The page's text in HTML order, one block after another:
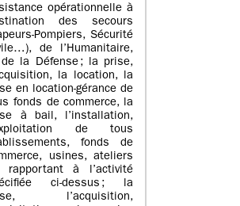
opérationnelle à
des secours
Pompiers, Sécurité
de l’Humanitaire,
la Défense ; la prise,
la location, la
en location-gérance de
fonds de commerce, la
à bail, l’installation,
de tous
fonds de
usines, ateliers
rapportant à l’activité
ci-dessus ; la
l’acquisition,